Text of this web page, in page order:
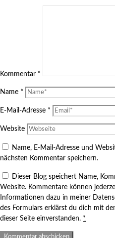
Kommentar *
Name *
E-Mail-Adresse *
Website
Name, E-Mail-Adresse und
nächsten Kommentar speichern.
Dieser Blog speichert Name,
Website. Kommentare können
Informationen dazu in meiner
des Formulars erklärst du dich mit
dieser Seite einverstanden. *